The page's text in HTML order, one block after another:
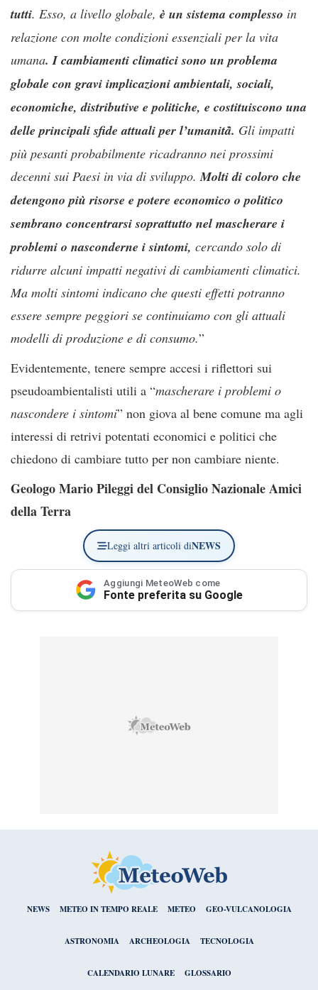
tutti. Esso, a livello globale, è un sistema complesso in
relazione con molte condizioni essenziali per la vita
umana. I cambiamenti climatici sono un problema
globale con gravi implicazioni ambientali, sociali,
economiche, distributive e politiche, e costituiscono una
delle principali sfide attuali per l’umanità̀. Gli impatti
più pesanti probabilmente ricadranno nei prossimi
decenni sui Paesi in via di sviluppo. Molti di coloro che
detengono più risorse e potere economico o politico
sembrano concentrarsi soprattutto nel mascherare i
problemi o nasconderne i sintomi, cercando solo di
ridurre alcuni impatti negativi di cambiamenti climatici.
Ma molti sintomi indicano che questi effetti potranno
essere sempre peggiori se continuiamo con gli attuali
modelli di produzione e di consumo.”
Evidentemente, tenere sempre accesi i riflettori sui
pseudoambientalisti utili a “mascherare i problemi o
nascondere i sintomi” non giova al bene comune ma agli
interessi di retrivi potentati economici e politici che
chiedono di cambiare tutto per non cambiare niente.
Geologo Mario Pileggi del Consiglio Nazionale Amici
della Terra
Leggi altri articoli diNEWS
Aggiungi MeteoWeb come
Fonte preferita su Google
NEWS METEO IN TEMPO REALE METEO GEO-VULCANOLOGIA
ASTRONOMIA ARCHEOLOGIA TECNOLOGIA
CALENDARIO LUNARE GLOSSARIO